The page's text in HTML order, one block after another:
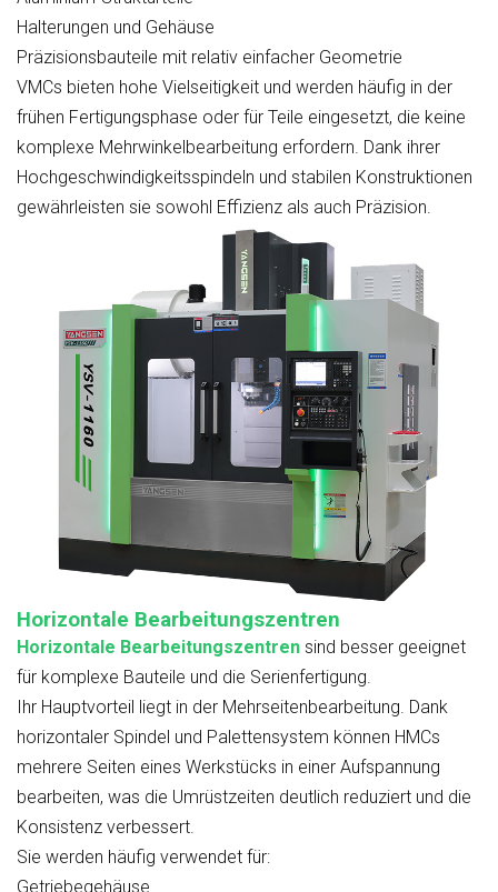
Halterungen und Gehäuse
Präzisionsbauteile mit relativ einfacher Geometrie
VMCs bieten hohe Vielseitigkeit und werden häufig in der
frühen Fertigungsphase oder für Teile eingesetzt, die keine
komplexe Mehrwinkelbearbeitung erfordern. Dank ihrer
Hochgeschwindigkeitsspindeln und stabilen Konstruktionen
gewährleisten sie sowohl Effizienz als auch Präzision.
Horizontale Bearbeitungszentren
Horizontale Bearbeitungszentren sind besser geeignet
für komplexe Bauteile und die Serienfertigung.
Ihr Hauptvorteil liegt in der Mehrseitenbearbeitung. Dank
horizontaler Spindel und Palettensystem können HMCs
mehrere Seiten eines Werkstücks in einer Aufspannung
bearbeiten, was die Umrüstzeiten deutlich reduziert und die
Konsistenz verbessert.
Sie werden häufig verwendet für:
Getriebegehäuse